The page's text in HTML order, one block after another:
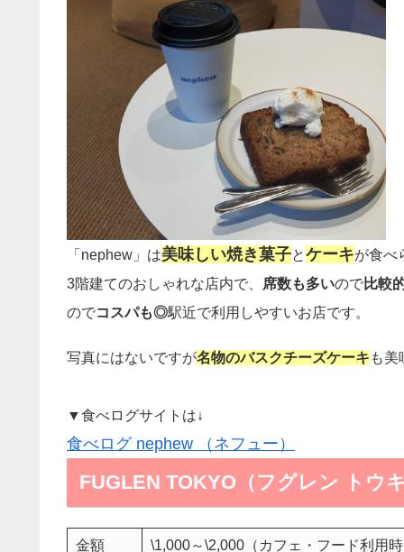
「nephew」は美味しい焼き菓子とケーキが食べ
3階建てのおしゃれな店内で、
席数も多いので比較
のでコスパも◎駅近で利用しやすいお店です。
写真にはないですが名物のバスクチーズケーキ も美
▼食べログサイトは↓
食べログ nephew （ネフュー）
FUGLEN TOKYO（フグレン トウ
金額 \1,000～\2,000（カフェ・フード利用